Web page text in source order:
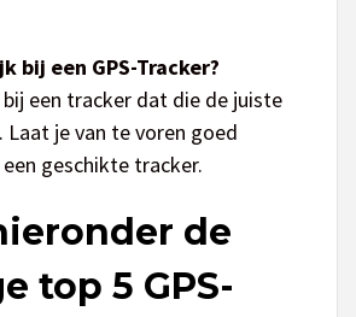
bij een GPS-Tracker?
een tracker dat die de juiste
je van te voren goed
geschikte tracker.
de
top 5 GPS-